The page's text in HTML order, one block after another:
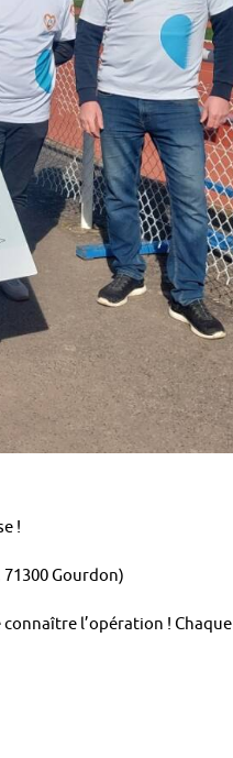
!
Gourdon)
l’opération ! Chaque